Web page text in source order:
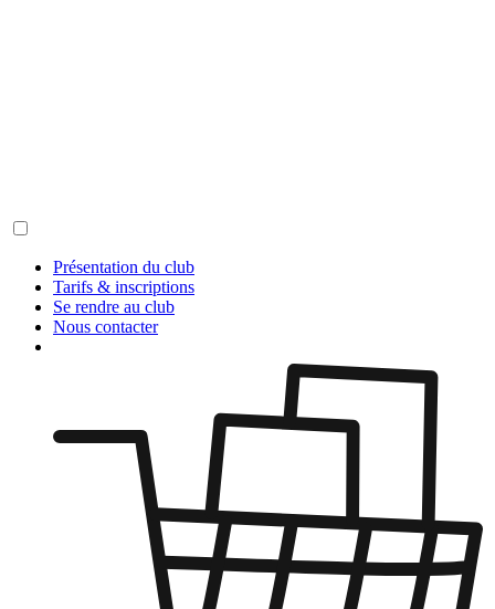
Présentation du club
Tarifs & inscriptions
Se rendre au club
Nous contacter